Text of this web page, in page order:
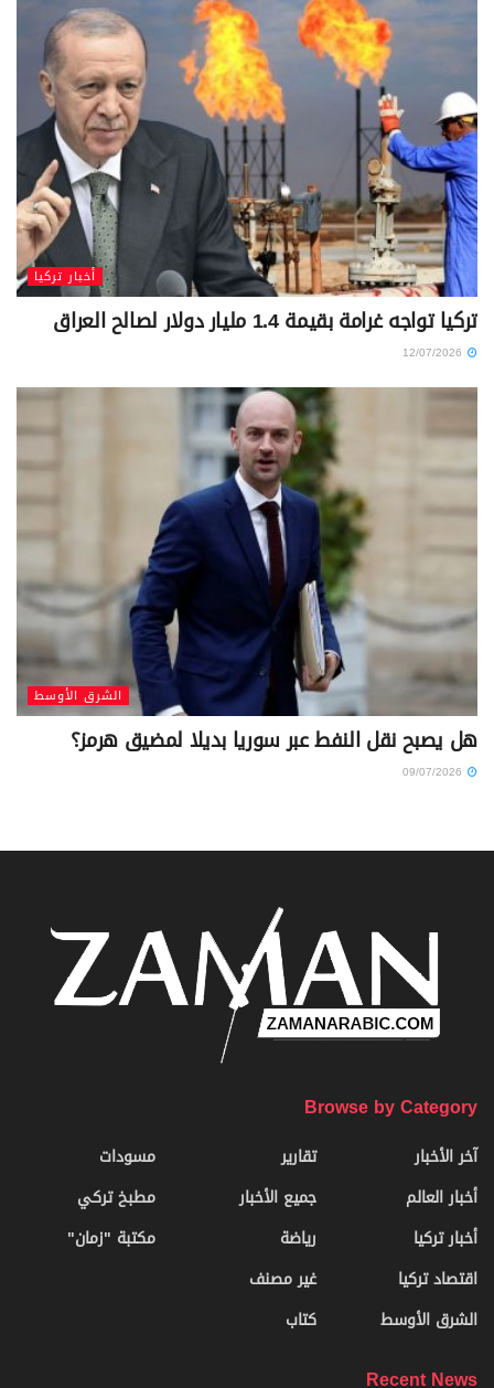
أخبار تركيا
تركيا تواجه غرامة بقيمة 1.4 مليار دولار لصالح العراق
الشرق الأوسط
هل يصبح نقل النفط عبر سوريا بديلا لمضيق هرمز؟
Browse by Category
آخر الأخبار
أخبار العالم
أخبار تركيا
اقتصاد تركيا
الشرق الأوسط
تقارير
جميع الأخبار
رياضة
غير مصنف
كتاب
مسودات
مطبخ تركي
مكتبة "زمان"
Recent News